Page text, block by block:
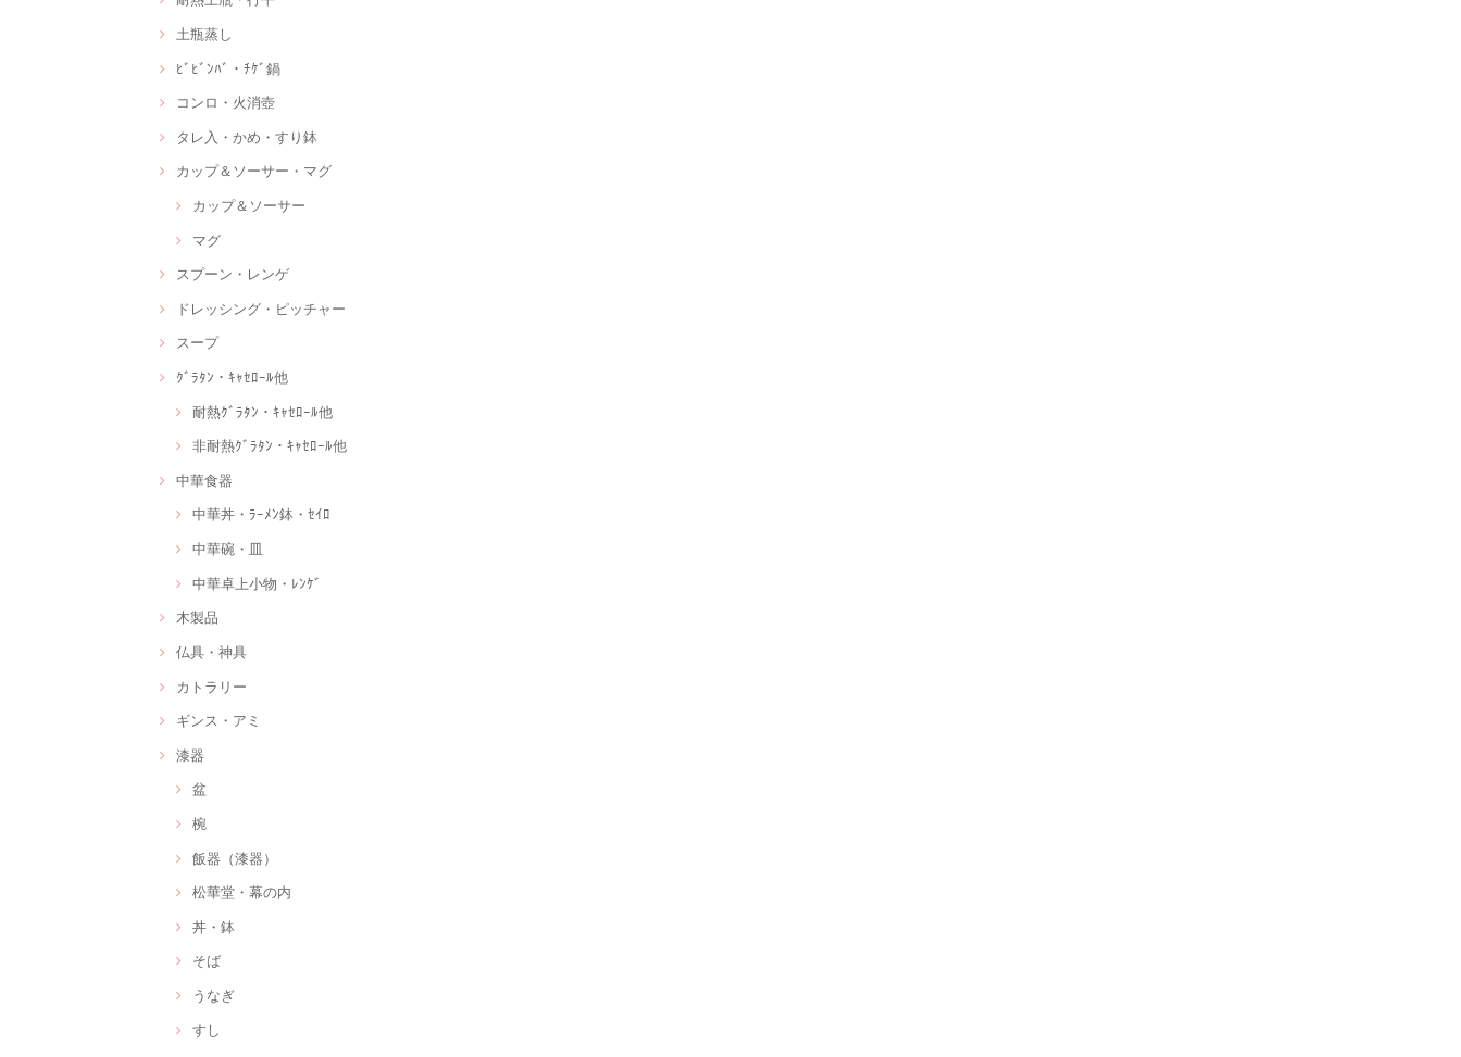
土瓶蒸し
ﾋﾞﾋﾞﾝﾊﾞ・ﾁｹﾞ鍋
コンロ・火消壺
タレ入・かめ・すり鉢
カップ＆ソーサー・マグ
カップ＆ソーサー
マグ
スプーン・レンゲ
ドレッシング・ピッチャー
スープ
ｸﾞﾗﾀﾝ・ｷｬｾﾛｰﾙ他
耐熱ｸﾞﾗﾀﾝ・ｷｬｾﾛｰﾙ他
非耐熱ｸﾞﾗﾀﾝ・ｷｬｾﾛｰﾙ他
中華食器
中華丼・ﾗｰﾒﾝ鉢・ｾｲﾛ
中華碗・皿
中華卓上小物・ﾚﾝｹﾞ
木製品
仏具・神具
カトラリー
ギンス・アミ
漆器
盆
椀
飯器（漆器）
松華堂・幕の内
丼・鉢
そば
うなぎ
すし